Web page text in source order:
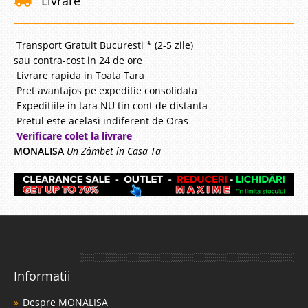
-39%
Pat tapitat gri deschis modern cu
lada depozitare si somiera StressFree
Young
Pat tapitat modern gri deschis cu lada depozitare si somiera ⭐ Oferta de
de depozitare si somiera cu sistem de ridicare Stress Free Young - o
Compara
Transport Gratuit Bucuresti * (2-5 zile)
sau contra-cost in 24 de ore
Livrare rapida in Toata Tara
Pret avantajos pe expeditie consolidata
Expeditiile in tara NU tin cont de distanta
Pretul este acelasi indiferent de Oras
Verificare colet la livrare
MONALISA Un Zâmbet în Casa Ta
Informatii
Despre MONALISA